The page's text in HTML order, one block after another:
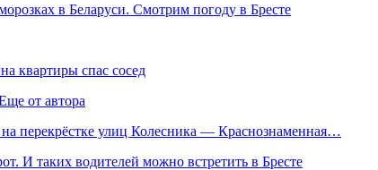
в Беларуси. Смотрим погоду в Бресте
квартиры спас сосед
от автора
на перекрёстке улиц Колесника — Краснознаменная…
И таких водителей можно встретить в Бресте